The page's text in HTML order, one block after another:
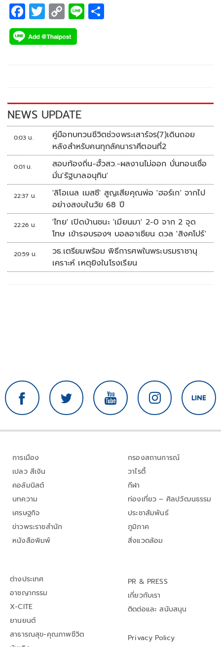
F
ac
e
k
T
wi
tt
C
o
p
k
Li
NEWS UPDATE
0:03 น.
คู่มือทบทวนชีวิตช่วงพระเสาร์จร(7)เดินถอย
หลังสำหรับคนทุกลัคนาราศีตอนที่2
0:01 น.
สอบท้องถิ่น-ฮั้วสว.-ผลงานไม่ออก บั่นทอนเชื่อ
มั่น'รัฐบาลอนุทิน'
22:37 น.
'ลิโอเนล เมสซี' สูญเสียคุณพ่อ 'ฮอร์เก' จากไป
อย่างสงบในวัย 68 ปี
22:26 น.
'ไทย' เปิดบ้านชนะ 'เมียนมา' 2-0 จาก 2 จุด
โทษ เข้ารอบรองฯ บอลอาเซียน ดวล 'สิงคโปร์'
20:59 น.
วธ.เตรียมพร้อม พิธีการศพในพระบรมราชานุ
เคราะห์ เหตุยิงในโรงเรียน
การเมือง
เปลว สีเงิน
คอลัมนิสต์
บทความ
เศรษฐกิจ
ข่าวพระราชสำนัก
หนังสือพิมพ์
กรองสถานการณ์
วาไรตี้
กีฬา
ท่องเที่ยว – ศิลปวัฒนธรรม
ประชาสัมพันธ์
ภูมิภาค
สิ่งแวดล้อม
ต่างประเทศ
อาชญากรรม
X-CITE
ยานยนต์
สาธารณสุข-คุณภาพชีวิต
PR & PRESS
เกี่ยวกับเรา
ติดต่อและ สนับสนุน
Privacy Policy